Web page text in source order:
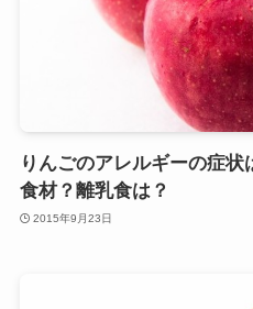
りんごのアレルギーの症
食材？離乳食は？
2015年9月23日